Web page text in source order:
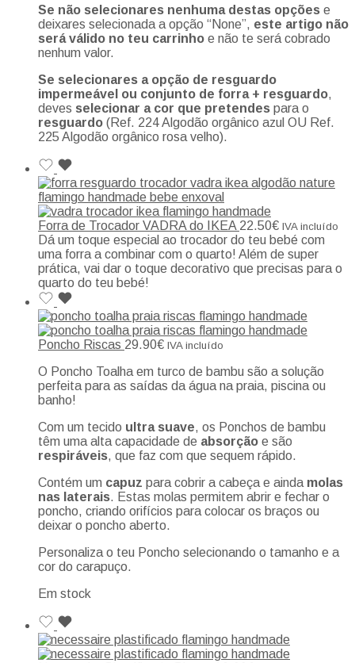
Se não selecionares nenhuma destas opções e
deixares selecionada a opção “None”, este artigo não
será válido no teu carrinho e não te será cobrado
nenhum valor.
Se selecionares a opção de resguardo
impermeável ou conjunto de forra + resguardo,
deves selecionar a cor que pretendes para o
resguardo (Ref. 224 Algodão orgânico azul OU Ref.
225 Algodão orgânico rosa velho).
Forra de Trocador VADRA do IKEA 22.50€ IVA incluído
Dá um toque especial ao trocador do teu bebé com
uma forra a combinar com o quarto! Além de super
prática, vai dar o toque decorativo que precisas para o
quarto do teu bebé!
Poncho Riscas 29.90€ IVA incluído
O Poncho Toalha em turco de bambu são a solução
perfeita para as saídas da água na praia, piscina ou
banho!
Com um tecido ultra suave, os Ponchos de bambu
têm uma alta capacidade de absorção e são
respiráveis, que faz com que sequem rápido.
Contém um capuz para cobrir a cabeça e ainda molas
nas laterais. Estas molas permitem abrir e fechar o
poncho, criando orifícios para colocar os braços ou
deixar o poncho aberto.
Personaliza o teu Poncho selecionando o tamanho e a
cor do carapuço.
Em stock